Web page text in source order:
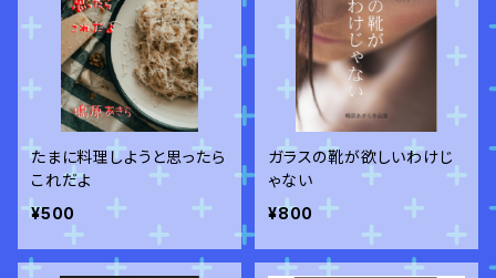
たまに料理しようと思ったら
これだよ
¥500
ガラスの靴が欲しいわけじ
ゃない
¥800